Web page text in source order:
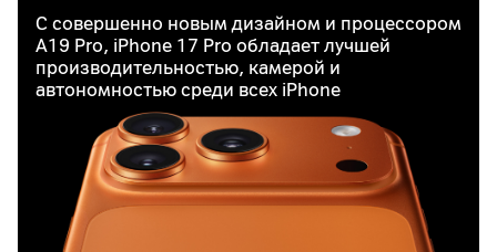
С совершенно новым дизайном и процессором
A19 Pro, iPhone 17 Pro обладает лучшей
производительностью, камерой и
автономностью среди всех iPhone